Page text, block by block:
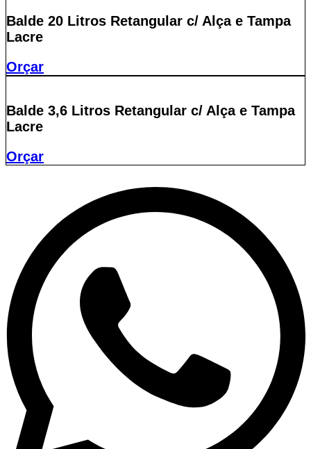
Balde 20 Litros Retangular c/ Alça e Tampa
Lacre
Orçar
Balde 3,6 Litros Retangular c/ Alça e Tampa
Lacre
Orçar